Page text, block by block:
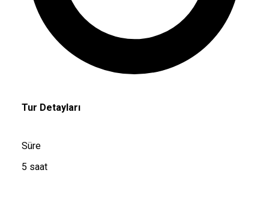
Tur Detayları
Süre
5 saat